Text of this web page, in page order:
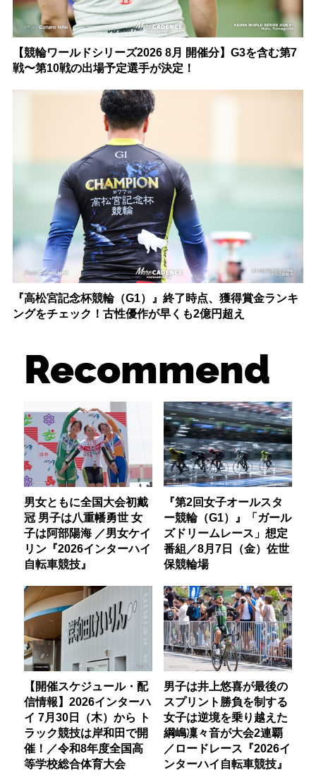
【競輪ワールドシリーズ2026 8月 開催分】G3を含む第7
戦〜第10戦の出場予定選手が決定！
『高松宮記念杯競輪（G1）』終了時点、獲得賞金ランキ
ングをチェック！古性優作が早くも2億円超え
Recommend
男女ともに全国大会初戴
冠 男子は八重幡勇世 女
子は阿部陽海 ／男女ケイ
リン『2026インターハイ
自転車競技』
『第2回女子オールスタ
ー競輪（G1）』「ガール
ズドリームレース」想定
番組／8月7日（金）佐世
保競輪場
【開催スケジュール・配
信情報】2026インターハ
イ 7月30日（木）から ト
ラック競技は岸和田で開
催！／令和8年度全国高
等学校総合体育大会
男子は井上悠喜が最後の
スプリント勝負を制する
女子は逆境を乗り越えた
綱嶋凜々音が大会2連覇
／ロードレース『2026イ
ンターハイ自転車競技』